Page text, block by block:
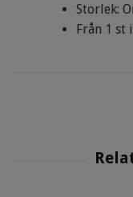
Storlek:
Från 1 st